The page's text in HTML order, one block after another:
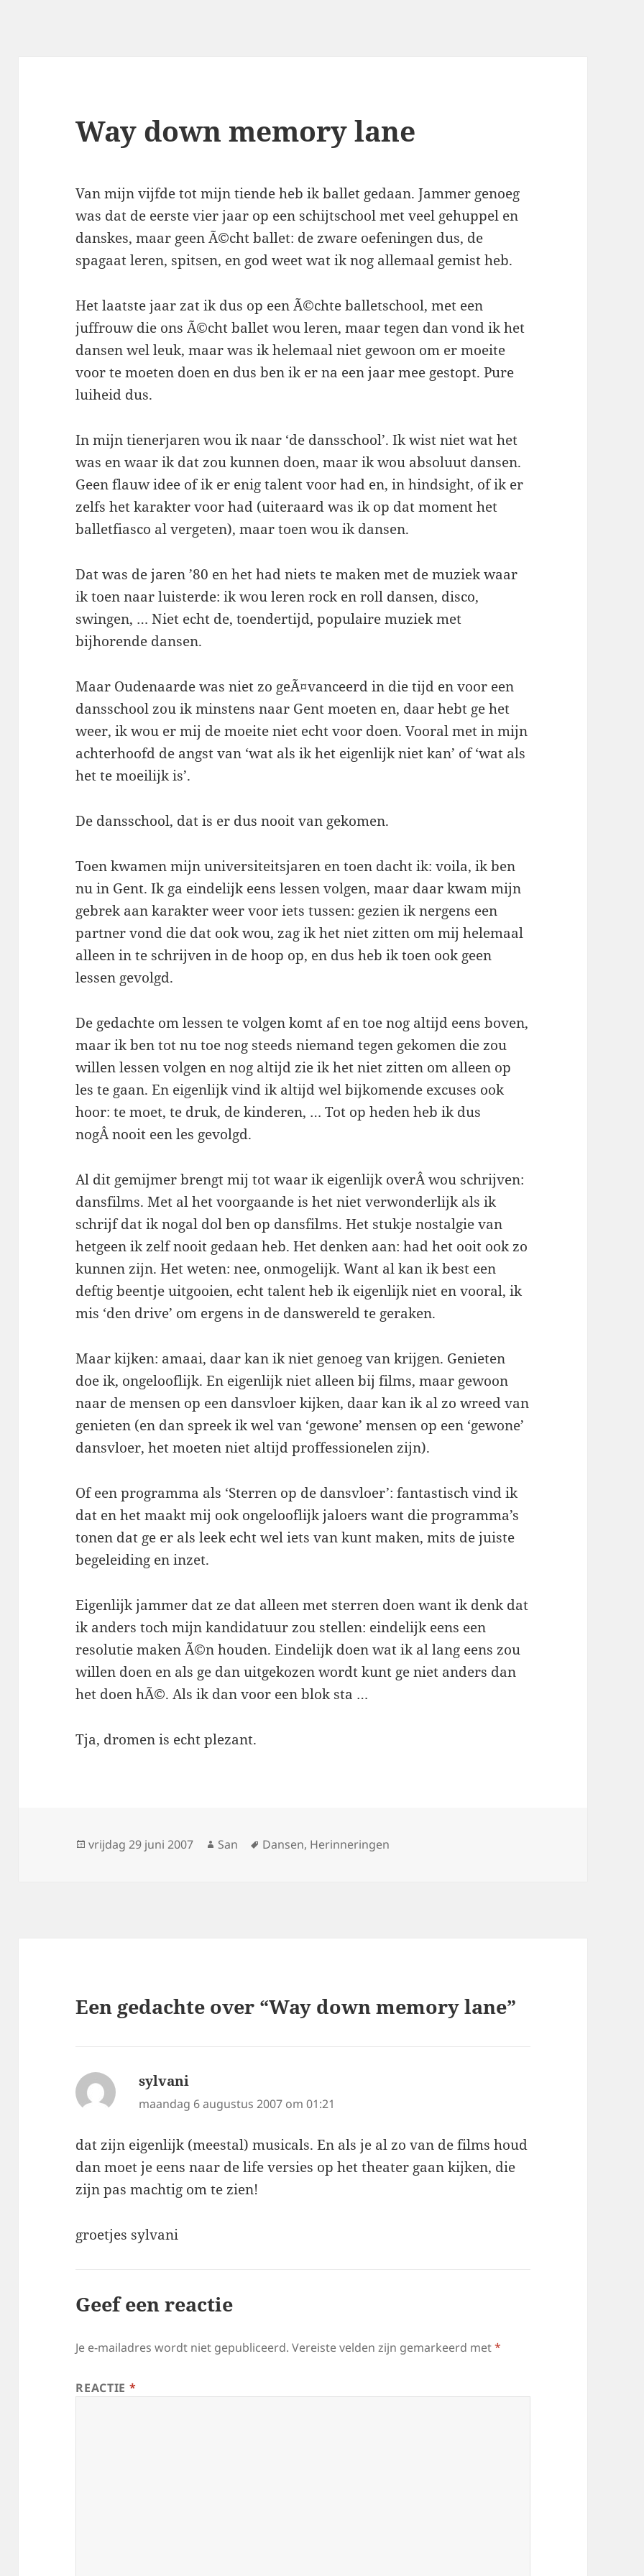
Way down memory lane
Van mijn vijfde tot mijn tiende heb ik ballet gedaan. Jammer genoeg
was dat de eerste vier jaar op een schijtschool met veel gehuppel en
danskes, maar geen Ã©cht ballet: de zware oefeningen dus, de
spagaat leren, spitsen, en god weet wat ik nog allemaal gemist heb.
Het laatste jaar zat ik dus op een Ã©chte balletschool, met een
juffrouw die ons Ã©cht ballet wou leren, maar tegen dan vond ik het
dansen wel leuk, maar was ik helemaal niet gewoon om er moeite
voor te moeten doen en dus ben ik er na een jaar mee gestopt. Pure
luiheid dus.
In mijn tienerjaren wou ik naar ‘de dansschool’. Ik wist niet wat het
was en waar ik dat zou kunnen doen, maar ik wou absoluut dansen.
Geen flauw idee of ik er enig talent voor had en, in hindsight, of ik er
zelfs het karakter voor had (uiteraard was ik op dat moment het
balletfiasco al vergeten), maar toen wou ik dansen.
Dat was de jaren ’80 en het had niets te maken met de muziek waar
ik toen naar luisterde: ik wou leren rock en roll dansen, disco,
swingen, … Niet echt de, toendertijd, populaire muziek met
bijhorende dansen.
Maar Oudenaarde was niet zo geÃ¤vanceerd in die tijd en voor een
dansschool zou ik minstens naar Gent moeten en, daar hebt ge het
weer, ik wou er mij de moeite niet echt voor doen. Vooral met in mijn
achterhoofd de angst van ‘wat als ik het eigenlijk niet kan’ of ‘wat als
het te moeilijk is’.
De dansschool, dat is er dus nooit van gekomen.
Toen kwamen mijn universiteitsjaren en toen dacht ik: voila, ik ben
nu in Gent. Ik ga eindelijk eens lessen volgen, maar daar kwam mijn
gebrek aan karakter weer voor iets tussen: gezien ik nergens een
partner vond die dat ook wou, zag ik het niet zitten om mij helemaal
alleen in te schrijven in de hoop op, en dus heb ik toen ook geen
lessen gevolgd.
De gedachte om lessen te volgen komt af en toe nog altijd eens boven,
maar ik ben tot nu toe nog steeds niemand tegen gekomen die zou
willen lessen volgen en nog altijd zie ik het niet zitten om alleen op
les te gaan. En eigenlijk vind ik altijd wel bijkomende excuses ook
hoor: te moet, te druk, de kinderen, … Tot op heden heb ik dus
nogÂ nooit een les gevolgd.
Al dit gemijmer brengt mij tot waar ik eigenlijk overÂ wou schrijven:
dansfilms. Met al het voorgaande is het niet verwonderlijk als ik
schrijf dat ik nogal dol ben op dansfilms. Het stukje nostalgie van
hetgeen ik zelf nooit gedaan heb. Het denken aan: had het ooit ook zo
kunnen zijn. Het weten: nee, onmogelijk. Want al kan ik best een
deftig beentje uitgooien, echt talent heb ik eigenlijk niet en vooral, ik
mis ‘den drive’ om ergens in de danswereld te geraken.
Maar kijken: amaai, daar kan ik niet genoeg van krijgen. Genieten
doe ik, ongelooflijk. En eigenlijk niet alleen bij films, maar gewoon
naar de mensen op een dansvloer kijken, daar kan ik al zo wreed van
genieten (en dan spreek ik wel van ‘gewone’ mensen op een ‘gewone’
dansvloer, het moeten niet altijd proffessionelen zijn).
Of een programma als ‘Sterren op de dansvloer’: fantastisch vind ik
dat en het maakt mij ook ongelooflijk jaloers want die programma’s
tonen dat ge er als leek echt wel iets van kunt maken, mits de juiste
begeleiding en inzet.
Eigenlijk jammer dat ze dat alleen met sterren doen want ik denk dat
ik anders toch mijn kandidatuur zou stellen: eindelijk eens een
resolutie maken Ã©n houden. Eindelijk doen wat ik al lang eens zou
willen doen en als ge dan uitgekozen wordt kunt ge niet anders dan
het doen hÃ©. Als ik dan voor een blok sta …
Tja, dromen is echt plezant.
Geplaatst
vrijdag 29 juni 2007 Auteur
San Tags
Dansen, Herinneringen
Een gedachte over “Way down memory lane”
sylvani
maandag 6 augustus 2007 om 01:21
dat zijn eigenlijk (meestal) musicals. En als je al zo van de films houd
dan moet je eens naar de life versies op het theater gaan kijken, die
zijn pas machtig om te zien!
groetjes sylvani
Geef een reactie
Je e-mailadres wordt niet gepubliceerd. Vereiste velden zijn gemarkeerd met*
REACTIE *